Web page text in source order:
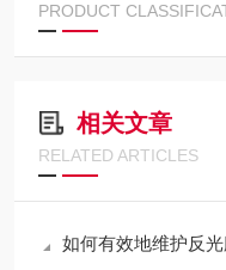
PRODUCT
相关文章
RELATED ARTICLES
如何有效地维护反